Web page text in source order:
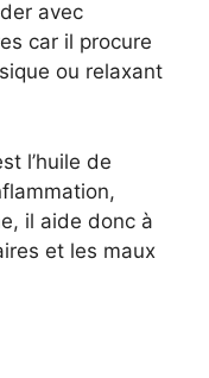
avec
car il procure
ou relaxant
l’huile de
il aide donc à
et les maux